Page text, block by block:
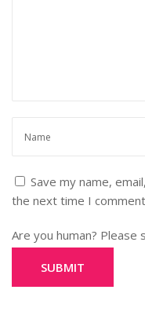
Save my name,
the next time I
Are you human? Please